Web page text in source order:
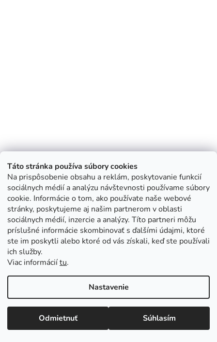
Táto stránka používa súbory cookies
Na prispôsobenie obsahu a reklám, poskytovanie funkcií
sociálnych médií a analýzu návštevnosti používame súbory
cookie. Informácie o tom, ako používate naše webové
stránky, poskytujeme aj našim partnerom v oblasti
sociálnych médií, inzercie a analýzy. Títo partneri môžu
príslušné informácie skombinovať s ďalšími údajmi, ktoré
ste im poskytli alebo ktoré od vás získali, keď ste používali
ich služby.
Viac informáciítu.
Nastavenie
Odmietnuť Súhlasím